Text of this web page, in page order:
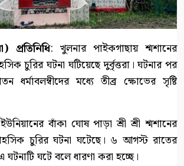
প্রতিনিধি: খুলনার পাইকগাছায় শ্মশানের
চুরির ঘটনা ঘটিয়েছে দুর্বৃত্তরা। ঘটনার পর
ধর্মাবলম্বীদের মধ্যে তীব্র ক্ষোভের সৃষ্টি
বাঁকা ঘোষ পাড়া শ্রী শ্রী শ্মশানের
চুরির ঘটনা ঘটেছে। ৬ আগস্ট রাতের
ঘটে বলে ধারণা করা হচ্ছে।